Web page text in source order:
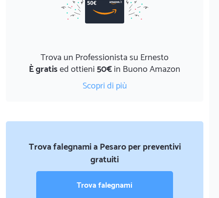
Trova un Professionista su Ernesto
È gratised ottieni50€in Buono Amazon
Scopri di più
Trova falegnami a Pesaro per preventivi
gratuiti
Trova falegnami